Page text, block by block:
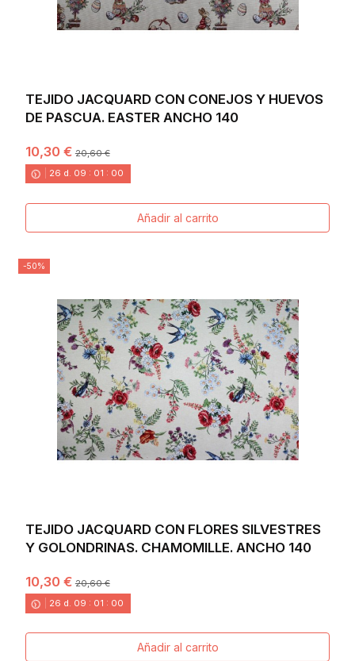
TEJIDO JACQUARD CON CONEJOS Y HUEVOS
DE PASCUA. EASTER ANCHO 140
10,30 €20,60 €
26 d. 09 : 00 :58
Añadir al carrito
-50%
TEJIDO JACQUARD CON FLORES SILVESTRES
Y GOLONDRINAS. CHAMOMILLE. ANCHO 140
10,30 €20,60 €
26 d. 09 : 00 :58
Añadir al carrito